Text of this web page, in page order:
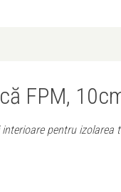
FPM,
pentru izolarea